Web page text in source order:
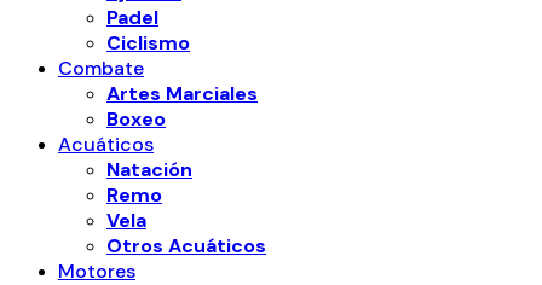
Padel
Ciclismo
Combate
Artes Marciales
Boxeo
Acuáticos
Natación
Remo
Vela
Otros Acuáticos
Motores